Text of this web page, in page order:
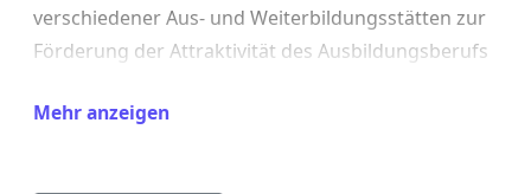
verschiedener Aus- und Weiterbildungsstätten zur
Förderung der Attraktivität des Ausbildungsberufs
Erwägungen mit einzubeziehen. Die Förderung
Mehr anzeigen